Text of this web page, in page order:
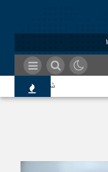
شناختیک| ۸۶ درصد مهاجران حامی ایران در جنگ؛ ۷۵ درصد مهاجران دولت چهاردهم را خیرخواه خود نمی‌دانند